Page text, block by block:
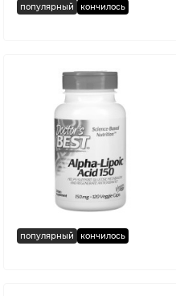
популярный кончилось
популярный кончилось